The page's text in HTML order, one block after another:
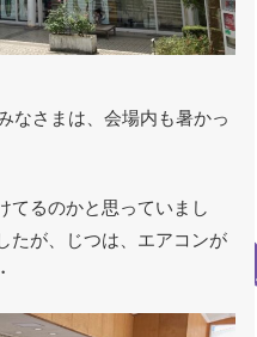
なさまは、会場内も暑かっ
てるのかと思っていまし
たが、じつは、エアコンが